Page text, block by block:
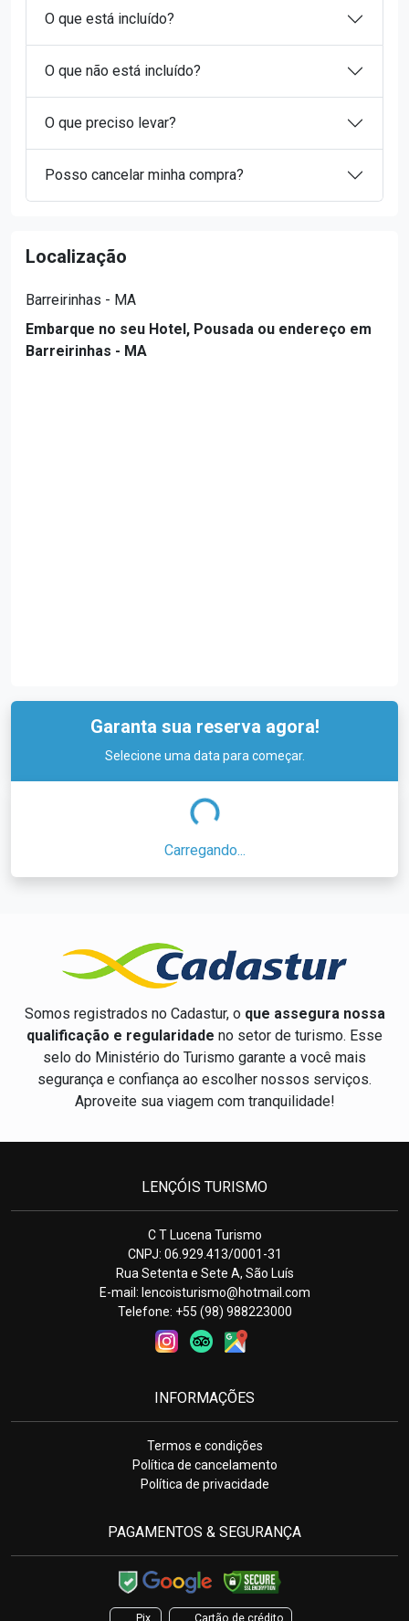
O que está incluído?
O que não está incluído?
O que preciso levar?
Posso cancelar minha compra?
Localização
Barreirinhas - MA
Embarque no seu Hotel, Pousada ou endereço em
Barreirinhas - MA
Garanta sua reserva agora!
Selecione uma data para começar.
Carregando...
Somos registrados no Cadastur, o que assegura nossa
qualificação e regularidade no setor de turismo. Esse
selo do Ministério do Turismo garante a você mais
segurança e confiança ao escolher nossos serviços.
Aproveite sua viagem com tranquilidade!
LENÇÓIS TURISMO
C T Lucena Turismo
CNPJ: 06.929.413/0001-31
Rua Setenta e Sete A, São Luís
E-mail: lencoisturismo@hotmail.com
Telefone: +55 (98) 988223000
INFORMAÇÕES
Termos e condições
Política de cancelamento
Política de privacidade
PAGAMENTOS & SEGURANÇA